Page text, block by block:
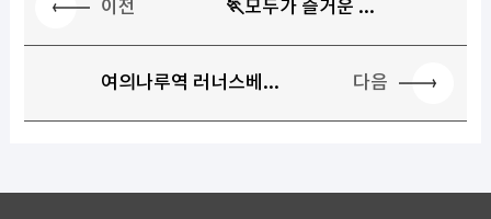
이전 🏃모두가 즐거운 ...
여의나루역 러너스베... 다음